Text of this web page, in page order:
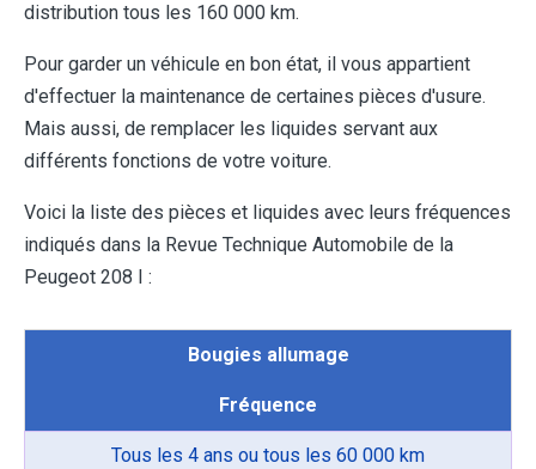
distribution tous les 160 000 km.
Pour garder un véhicule en bon état, il vous appartient
d'effectuer la maintenance de certaines pièces d'usure.
Mais aussi, de remplacer les liquides servant aux
différents fonctions de votre voiture.
Voici la liste des pièces et liquides avec leurs fréquences
indiqués dans la Revue Technique Automobile de la
Peugeot 208 I :
Bougies allumage
Fréquence
Tous les 4 ans ou tous les 60 000 km